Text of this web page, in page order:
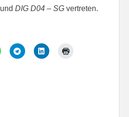
und DIG D04 – SG vertreten.